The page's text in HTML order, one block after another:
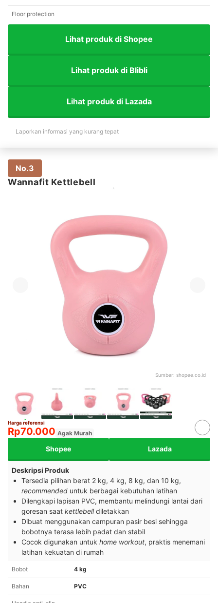
Floor protection
Lihat produk di Shopee
Lihat produk di Blibli
Lihat produk di Lazada
Laporkan informasi yang kurang tepat
No.3
Wannafit Kettlebell
Sumber: shopee.co.id
Harga referensi
Rp70.000 Agak Murah
Shopee Lazada
Deskripsi Produk
Tersedia pilihan berat 2 kg, 4 kg, 8 kg, dan 10 kg,
recommended untuk berbagai kebutuhan latihan
Dilengkapi lapisan PVC, membantu melindungi lantai dari
goresan saat kettlebelldiletakkan
Dibuat menggunakan campuran pasir besi sehingga
bobotnya terasa lebih padat dan stabil
Cocok digunakan untuk home workout, praktis menemani
latihan kekuatan di rumah
Bobot 4 kg
Bahan PVC